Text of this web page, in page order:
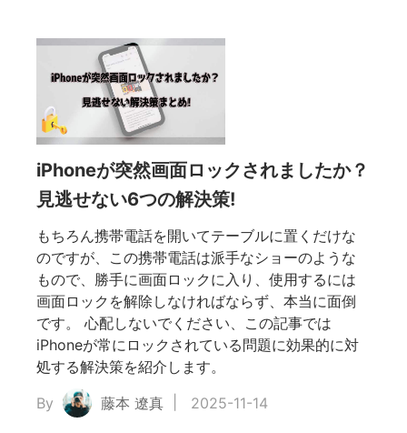
iPhoneが突然画面ロックされましたか？
見逃せない6つの解決策!
もちろん携帯電話を開いてテーブルに置くだけな
のですが、この携帯電話は派手なショーのような
もので、勝手に画面ロックに入り、使用するには
画面ロックを解除しなければならず、本当に面倒
です。 心配しないでください、この記事では
iPhoneが常にロックされている問題に効果的に対
処する解決策を紹介します。
By
藤本 遼真 2025-11-14